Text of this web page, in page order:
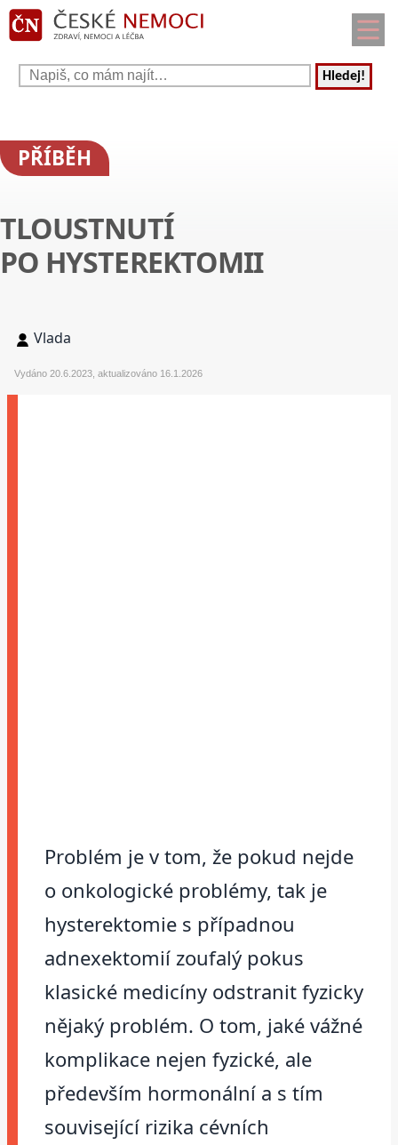
Hledej!
PŘÍBĚH
TLOUSTNUTÍ
PO HYSTEREKTOMII
Vlada
Vydáno 20.6.2023, aktualizováno 16.1.2026
Problém je v tom, že pokud nejde
o onkologické problémy, tak je
hysterektomie s případnou
adnexektomií zoufalý pokus
klasické medicíny odstranit fyzicky
nějaký problém. O tom, jaké vážné
komplikace nejen fyzické, ale
především hormonální a s tím
související rizika cévních